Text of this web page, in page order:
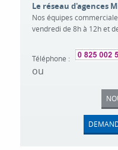
Le réseau d'agences
Nos équipes
vendredi de 8h à 12h et
Téléphone :
ou